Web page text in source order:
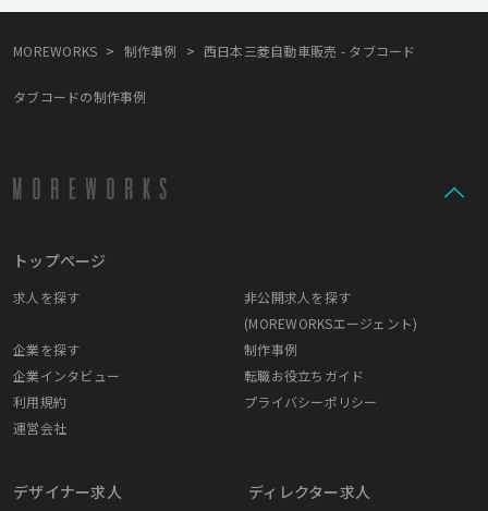
MOREWORKS > 制作事例 > 西日本三菱自動車販売 - タブコード
タブコードの制作事例
トップページ
求人を探す
非公開求人を探す
(MOREWORKSエージェント)
企業を探す
制作事例
企業インタビュー
転職お役立ちガイド
利用規約
プライバシーポリシー
運営会社
デザイナー求人 ディレクター求人